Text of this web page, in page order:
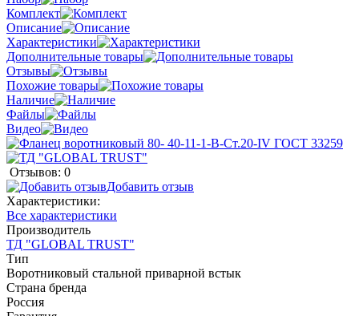
Комплект
Описание
Характеристики
Дополнительные товары
Отзывы
Похожие товары
Наличие
Файлы
Видео
Отзывов: 0
Добавить отзыв
Характеристики:
Все характеристики
Производитель
ТД "GLOBAL TRUST"
Тип
Воротниковый стальной приварной встык
Страна бренда
Россия